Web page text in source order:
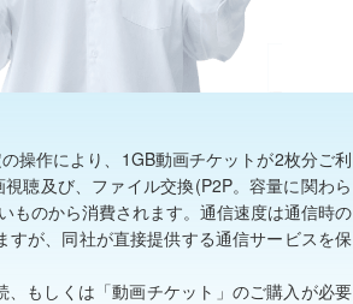
操作により、1GB動画チケットが2枚分ご利
聴及び、ファイル交換(P2P。容量に関わら
ものから消費されます。通信速度は通信時の
が、同社が直接提供する通信サービスを保
もしくは「動画チケット」のご購入が必要